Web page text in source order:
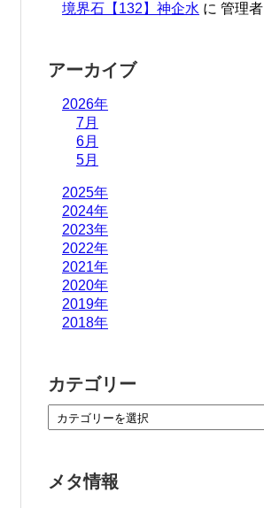
境界石【132】神企水 に 管理者
アーカイブ
2026年
7月
6月
5月
2025年
2024年
2023年
2022年
2021年
2020年
2019年
2018年
カテゴリー
メタ情報